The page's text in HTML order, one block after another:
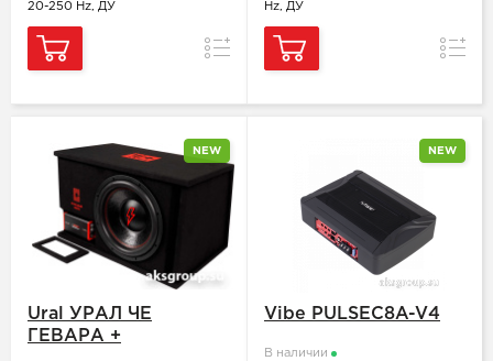
20-250 Hz, ДУ
Сравнение
Hz, ДУ
NEW
Ural УРАЛ ЧЕ
ГЕВАРА +
NEW
Vibe PULSEC8A-V4
В наличии